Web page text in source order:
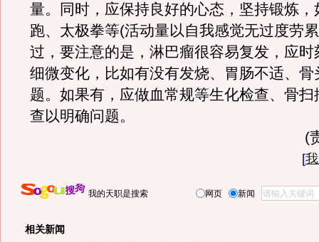
量。同时，应保持良好的心态，坚持锻炼，
跑、太极拳等(活动量以自我感觉无过度劳
过，要注意的是，淋巴瘤很容易复发，应时
细微变化，比如有没有发烧、胃肠不适、骨
题。如果有，应做血常规等生化检查、骨扫
查以明确问题。
(
[
我的天职是搜索 网页 新闻
相关新闻